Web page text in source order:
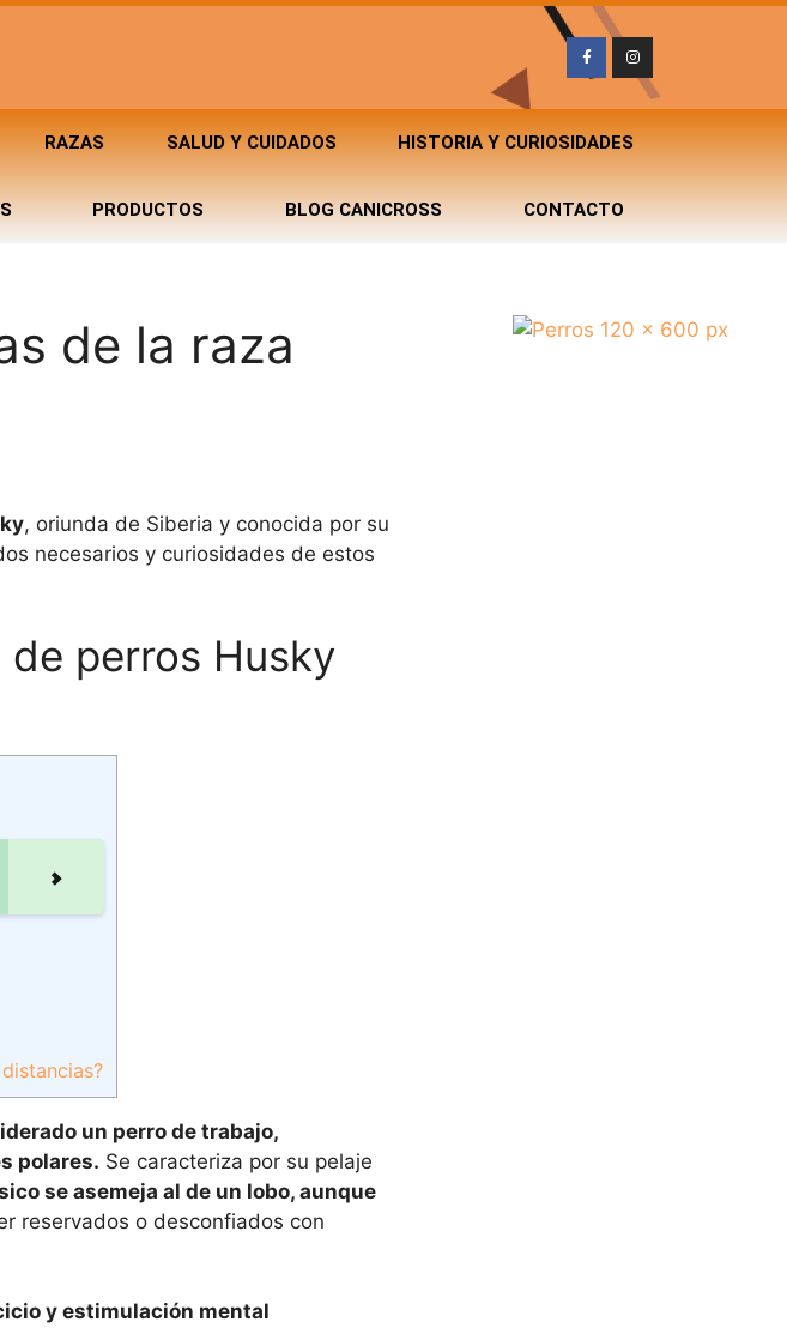
RAZAS SALUD Y CUIDADOS HISTORIA Y CURIOSIDADES
PRODUCTOS BLOG CANICROSS CONTACTO
de la raza
, oriunda de Siberia y conocida por su
necesarios y curiosidades de estos
perros Husky
un perro de trabajo,
polares. Se caracteriza por su pelaje
se asemeja al de un lobo, aunque
reservados o desconfiados con
y estimulación mental